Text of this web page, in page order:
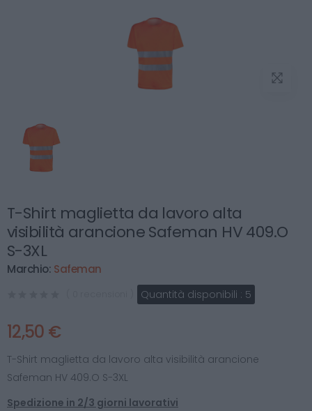
T-Shirt maglietta da lavoro alta
visibilità arancione Safeman HV 409.O
S-3XL
Marchio: Safeman
Quantità disponibili : 5
12,50 €
T-Shirt maglietta da lavoro alta visibilità arancione
Safeman HV 409.O S-3XL
Spedizione in 2/3 giorni lavorativi